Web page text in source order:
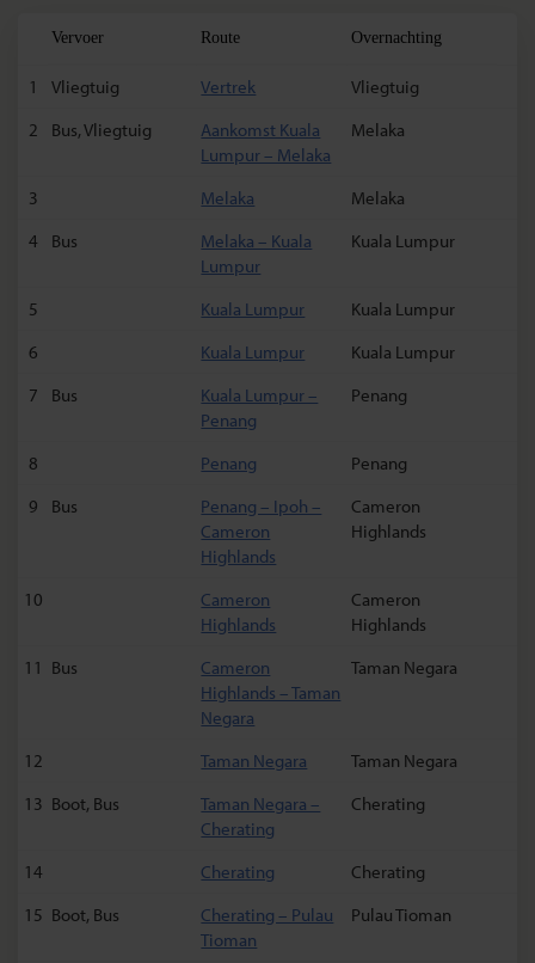
Vervoer Route Overnachting
1 Vliegtuig Vertrek
Vliegtuig
2
Bus, Vliegtuig
Aankomst Kuala
Lumpur – Melaka
Melaka
3 Melaka
Melaka
4
Bus
Melaka – Kuala
Lumpur
Kuala Lumpur
5 Kuala Lumpur
Kuala Lumpur
6
Kuala Lumpur
Kuala Lumpur
7
Bus
Kuala Lumpur –
Penang
Penang
8 Penang
Penang
9
Bus
Penang – Ipoh –
Cameron
Highlands
Cameron
Highlands
10
Cameron
Highlands
Cameron
Highlands
11 Bus
Cameron
Highlands – Taman
Negara
Taman Negara
12 Taman Negara
Taman Negara
13 Boot, Bus
Taman Negara –
Cherating
Cherating
14 Cherating
Cherating
15 Boot, Bus
Cherating – Pulau
Tioman
Pulau Tioman